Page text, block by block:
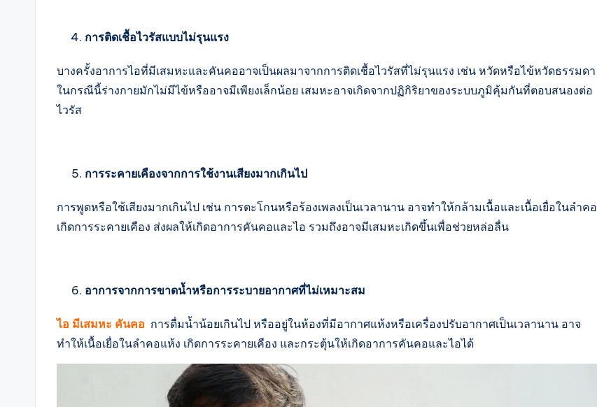
การติดเชื้อไวรัสแบบไม่รุนแรง
บางครั้งอาการไอที่มีเสมหะและคันคออาจเป็นผลมาจากการติดเชื้อไวรัสที่ไม่รุนแรง เช่น หวัดหรือไข้หวัดธรรมดา
ในกรณีนี้ร่างกายมักไม่มีไข้หรืออาจมีเพียงเล็กน้อย เสมหะอาจเกิดจากปฏิกิริยาของระบบภูมิคุ้มกันที่ตอบสนองต่อ
ไวรัส
การระคายเคืองจากการใช้งานเสียงมากเกินไป
การพูดหรือใช้เสียงมากเกินไป เช่น การตะโกนหรือร้องเพลงเป็นเวลานาน อาจทำให้กล้ามเนื้อและเนื้อเยื่อในลำคอ
เกิดการระคายเคือง ส่งผลให้เกิดอาการคันคอและไอ รวมถึงอาจมีเสมหะเกิดขึ้นเพื่อช่วยหล่อลื่น
อาการจากการขาดน้ำหรือการระบายอากาศที่ไม่เหมาะสม
ไอ มีเสมหะ คันคอ การดื่มน้ำน้อยเกินไป หรืออยู่ในห้องที่มีอากาศแห้งหรือเครื่องปรับอากาศเป็นเวลานาน อาจ
ทำให้เนื้อเยื่อในลำคอแห้ง เกิดการระคายเคือง และกระตุ้นให้เกิดอาการคันคอและไอได้